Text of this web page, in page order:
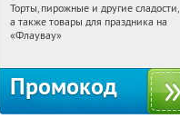
05:09:43 Получили:
Россия
Торты, пирожные и другие сладости,
а также товары для праздника на
«Флаувау»
Промокод